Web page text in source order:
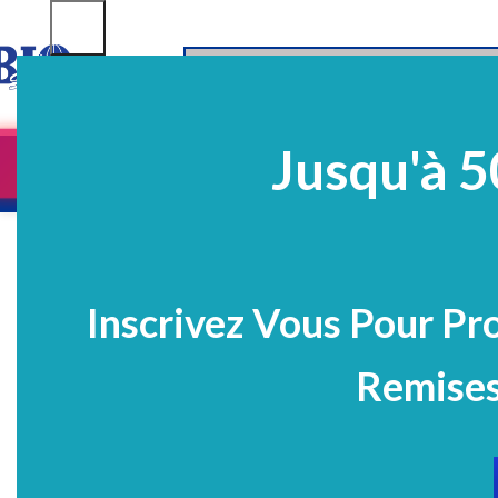
Jusqu'à
Inscrivez Vous Pour
EquipementsEQ Médico-Dentaires